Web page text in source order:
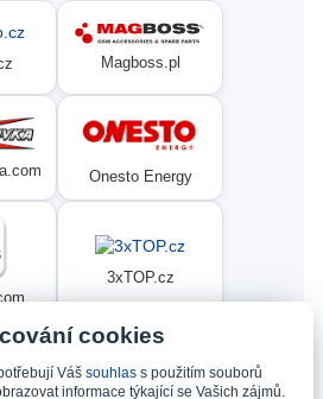
Magboss.pl
Onesto Energy
3xTOP.cz
Ninex.cz
cookies
Váš souhlass použitím souborů
informace týkající se Vašich zájmů.